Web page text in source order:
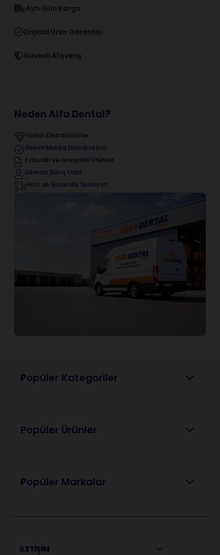
Aynı Gün Kargo
Orijinal Ürün Garantisi
Güvenli Alışveriş
Neden Alfa Dental?
Yetkili Distribütörler
Resmi Marka Distribütörü
Faturalı ve Garantili Ürünler
Uzman Satış Ekibi
Hızlı ve Güvenilir Sevkiyat
Popüler Kategoriler
Popüler Ürünler
Popüler Markalar
İLETİŞİM